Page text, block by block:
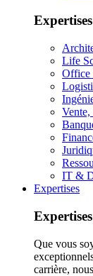
Expertises
Life
Office
IT &
Expertises
Expertises
Que vous
carrière,